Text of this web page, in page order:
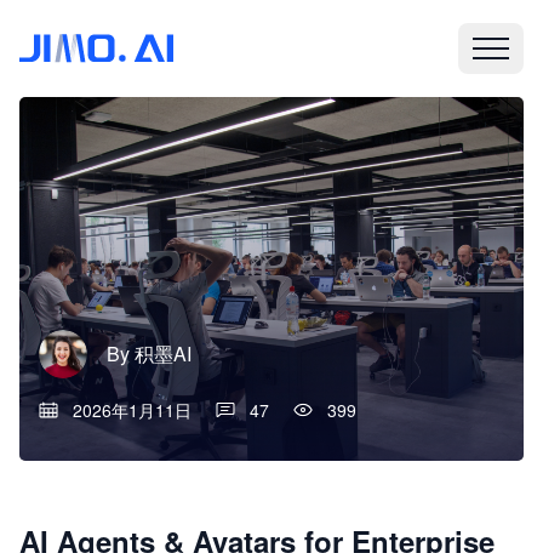
By积墨AI
2026年1月11日 47 399
AI Agents & Avatars for Enterprise